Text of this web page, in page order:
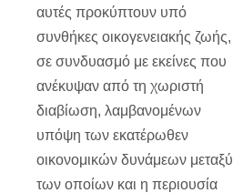
αυτές προκύπτουν υπό
συνθήκες οικογενειακής ζωής,
σε συνδυασμό με εκείνες που
ανέκυψαν από τη χωριστή
διαβίωση, λαμβανομένων
υπόψη των εκατέρωθεν
οικονομικών δυνάμεων μεταξύ
των οποίων και η περιουσία